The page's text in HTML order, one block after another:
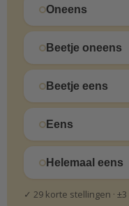
Oneens
Beetje oneens
Beetje eens
Eens
Helemaal eens
✓ 29 korte stellingen ·